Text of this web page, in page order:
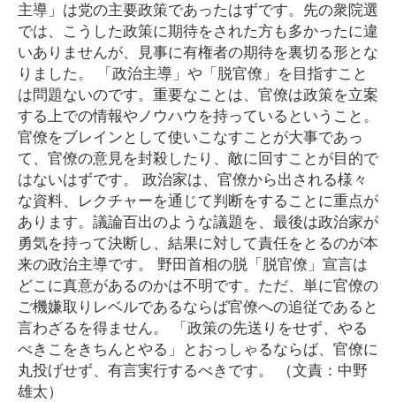
主導」は党の主要政策であったはずです。先の衆院選
では、こうした政策に期待をされた方も多かったに違
いありませんが、見事に有権者の期待を裏切る形とな
りました。 「政治主導」や「脱官僚」を目指すこと
は問題ないのです。重要なことは、官僚は政策を立案
する上での情報やノウハウを持っているということ。
官僚をブレインとして使いこなすことが大事であっ
て、官僚の意見を封殺したり、敵に回すことが目的で
はないはずです。 政治家は、官僚から出される様々
な資料、レクチャーを通じて判断をすることに重点が
あります。議論百出のような議題を、最後は政治家が
勇気を持って決断し、結果に対して責任をとるのが本
来の政治主導です。 野田首相の脱「脱官僚」宣言は
どこに真意があるのかは不明です。ただ、単に官僚の
ご機嫌取りレベルであるならば官僚への追従であると
言わざるを得ません。 「政策の先送りをせず、やる
べきこをきちんとやる」とおっしゃるならば、官僚に
丸投げせず、有言実行するべきです。 （文責：中野
雄太）